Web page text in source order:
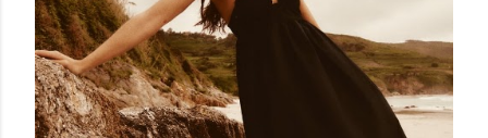
d
a
s